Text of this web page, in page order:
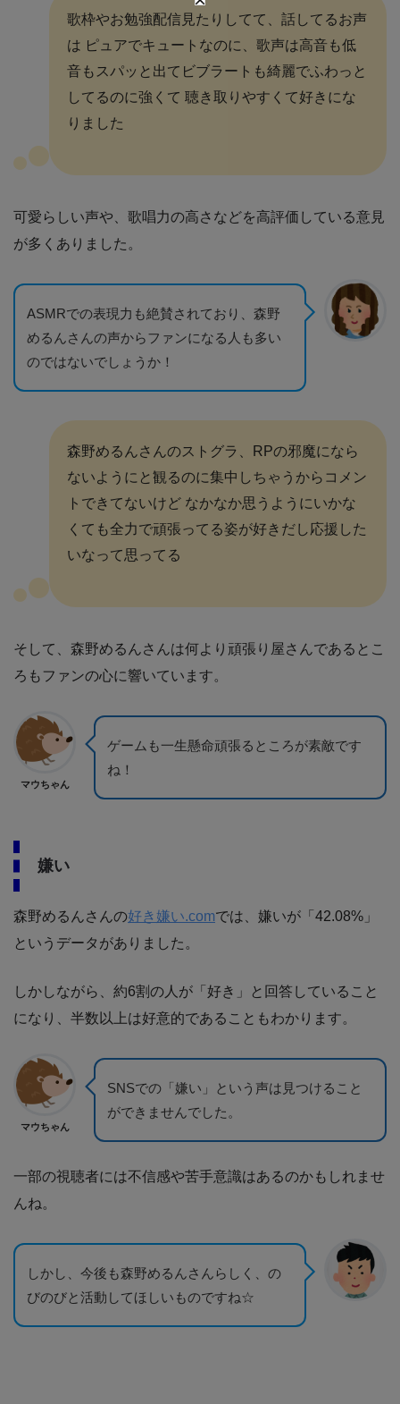
歌枠やお勉強配信見たりしてて、話してるお声
は ピュアでキュートなのに、歌声は高音も低
音もスパッと出てビブラートも綺麗でふわっと
してるのに強くて 聴き取りやすくて好きにな
りました
可愛らしい声や、歌唱力の高さなどを高評価している意見
が多くありました。
ASMRでの表現力も絶賛されており、森野
めるんさんの声からファンになる人も多い
のではないでしょうか！
森野めるんさんのストグラ、RPの邪魔になら
ないようにと観るのに集中しちゃうからコメン
トできてないけど なかなか思うようにいかな
くても全力で頑張ってる姿が好きだし応援した
いなって思ってる
そして、森野めるんさんは何より頑張り屋さんであるとこ
ろもファンの心に響いています。
マウちゃん
ゲームも一生懸命頑張るところが素敵です
ね！
嫌い
森野めるんさんの好き嫌い.comでは、嫌いが「42.08%」
というデータがありました。
しかしながら、約6割の人が「好き」と回答していること
になり、半数以上は好意的であることもわかります。
マウちゃん
SNSでの「嫌い」という声は見つけること
ができませんでした。
一部の視聴者には不信感や苦手意識はあるのかもしれませ
んね。
しかし、今後も森野めるんさんらしく、の
びのびと活動してほしいものですね☆